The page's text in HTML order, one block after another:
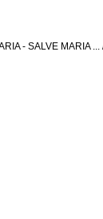
- SALVE MARIA